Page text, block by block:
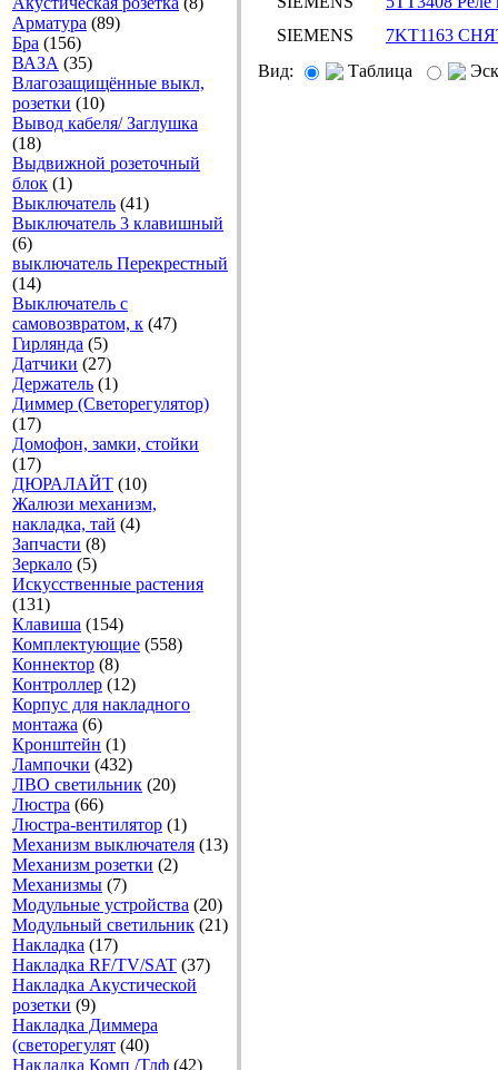
Арматура (89)
Бра (156)
ВАЗА (35)
Влагозащищённые выкл,
розетки (10)
Вывод кабеля/ Заглушка
(18)
Выдвижной розеточный
блок (1)
Выключатель (41)
Выключатель 3 клавишный
(6)
выключатель Перекрестный
(14)
Выключатель с
самовозвратом, к (47)
Гирлянда (5)
Датчики (27)
Держатель (1)
Диммер (Светорегулятор)
(17)
Домофон, замки, стойки
(17)
ДЮРАЛАЙТ (10)
Жалюзи механизм,
накладка, тай (4)
Запчасти (8)
Зеркало (5)
Искусственные растения
(131)
Клавиша (154)
Комплектующие (558)
Коннектор (8)
Контроллер (12)
Корпус для накладного
монтажа (6)
Кронштейн (1)
Лампочки (432)
ЛВО светильник (20)
Люстра (66)
Люстра-вентилятор (1)
Механизм выключателя (13)
Механизм розетки (2)
Механизмы (7)
Модульные устройства (20)
Модульный светильник (21)
Накладка (17)
Накладка RF/TV/SAT (37)
Накладка Акустической
розетки (9)
Накладка Диммера
(светорегулят (40)
Накладка Комп /Тлф (42)
SIEMENS
7KT1163
Вид:
Таблица